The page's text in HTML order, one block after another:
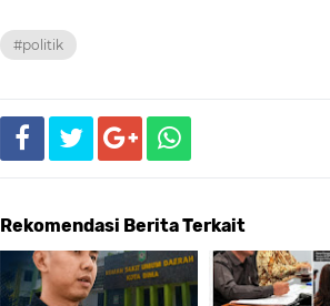
#politik
Rekomendasi Berita Terkait